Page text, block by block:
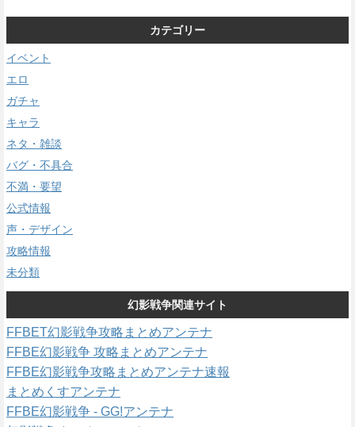
カテゴリー
イベント
エロ
ガチャ
キャラ
ネタ・雑談
バグ・不具合
不満・要望
公式情報
声・デザイン
攻略情報
未分類
幻影戦争関連サイト
FFBET幻影戦争攻略まとめアンテナ
FFBE幻影戦争 攻略まとめアンテナ
FFBE幻影戦争攻略まとめアンテナ速報
まとめくすアンテナ
FFBE幻影戦争 - GG!アンテナ